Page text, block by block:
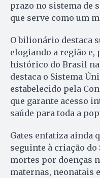
prazo no sistema de
que serve como um
O bilionário destaca
elogiando a região
histórico do Brasil na
destaca o Sistema
estabelecido pela
que garante acesso
saúde para toda a
Gates enfatiza ainda
seguinte à criação do
mortes por doenças
maternas, neonatais